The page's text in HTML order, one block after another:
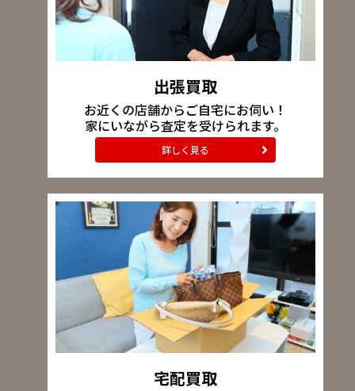
出張買取
お近くの店舗からご自宅にお伺い！
家にいながら査定を受けられます。
詳しく見る
宅配買取